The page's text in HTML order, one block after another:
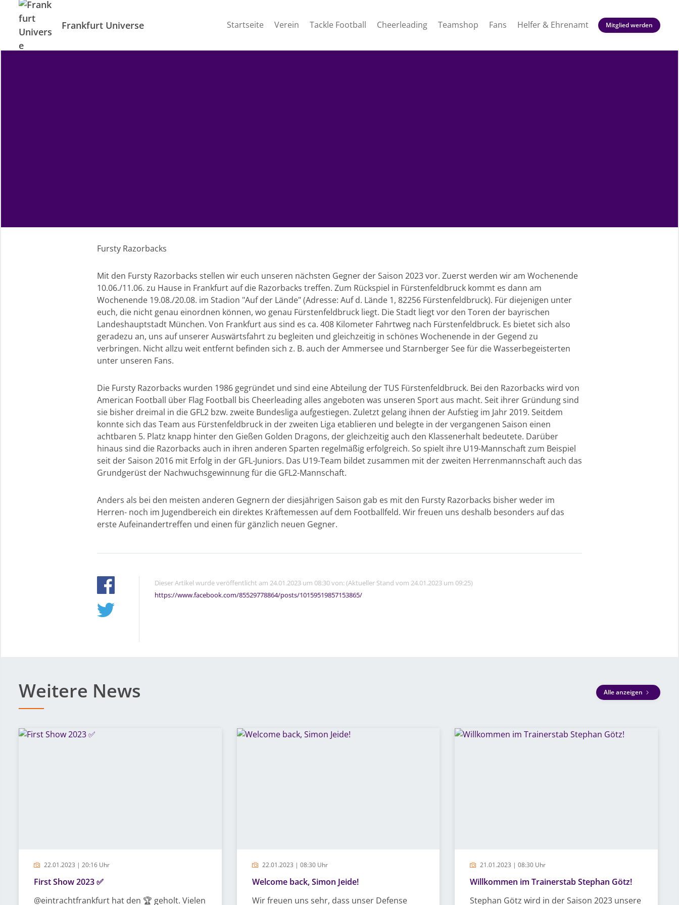
Frankfurt Universe Startseite Verein Tackle Football Cheerleading Teamshop Fans Helfer & Ehrenamt Mitglied werden
Fursty Razorbacks
Mit den Fursty Razorbacks stellen wir euch unseren nächsten Gegner der Saison 2023 vor. Zuerst werden wir am Wochenende
10.06./11.06. zu Hause in Frankfurt auf die Razorbacks treffen. Zum Rückspiel in Fürstenfeldbruck kommt es dann am
Wochenende 19.08./20.08. im Stadion "Auf der Lände" (Adresse: Auf d. Lände 1, 82256 Fürstenfeldbruck). Für diejenigen unter
euch, die nicht genau einordnen können, wo genau Fürstenfeldbruck liegt. Die Stadt liegt vor den Toren der bayrischen
Landeshauptstadt München. Von Frankfurt aus sind es ca. 408 Kilometer Fahrtweg nach Fürstenfeldbruck. Es bietet sich also
geradezu an, uns auf unserer Auswärtsfahrt zu begleiten und gleichzeitig in schönes Wochenende in der Gegend zu
verbringen. Nicht allzu weit entfernt befinden sich z. B. auch der Ammersee und Starnberger See für die Wasserbegeisterten
unter unseren Fans.
Die Fursty Razorbacks wurden 1986 gegründet und sind eine Abteilung der TUS Fürstenfeldbruck. Bei den Razorbacks wird von
American Football über Flag Football bis Cheerleading alles angeboten was unseren Sport aus macht. Seit ihrer Gründung sind
sie bisher dreimal in die GFL2 bzw. zweite Bundesliga aufgestiegen. Zuletzt gelang ihnen der Aufstieg im Jahr 2019. Seitdem
konnte sich das Team aus Fürstenfeldbruck in der zweiten Liga etablieren und belegte in der vergangenen Saison einen
achtbaren 5. Platz knapp hinter den Gießen Golden Dragons, der gleichzeitig auch den Klassenerhalt bedeutete. Darüber
hinaus sind die Razorbacks auch in ihren anderen Sparten regelmäßig erfolgreich. So spielt ihre U19-Mannschaft zum Beispiel
seit der Saison 2016 mit Erfolg in der GFL-Juniors. Das U19-Team bildet zusammen mit der zweiten Herrenmannschaft auch das
Grundgerüst der Nachwuchsgewinnung für die GFL2-Mannschaft.
Anders als bei den meisten anderen Gegnern der diesjährigen Saison gab es mit den Fursty Razorbacks bisher weder im
Herren- noch im Jugendbereich ein direktes Kräftemessen auf dem Footballfeld. Wir freuen uns deshalb besonders auf das
erste Aufeinandertreffen und einen für gänzlich neuen Gegner.
Dieser Artikel wurde veröffentlicht am 24.01.2023 um 08:30 von: (Aktueller Stand vom 24.01.2023 um 09:25)
https://www.facebook.com/85529778864/posts/10159519857153865/
Weitere News Alle anzeigen
22.01.2023 | 20:16 Uhr
First Show 2023 ✅
@eintrachtfrankfurt hat den 🏆 geholt. Vielen
22.01.2023 | 08:30 Uhr
Welcome back, Simon Jeide!
Wir freuen uns sehr, dass unser Defense
21.01.2023 | 08:30 Uhr
Willkommen im Trainerstab Stephan Götz!
Stephan Götz wird in der Saison 2023 unsere